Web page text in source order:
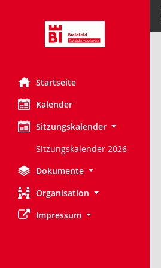
Startseite
Kalender
Sitzungskalender
Sitzungskalender 2026
Dokumente
Organisation
Impressum